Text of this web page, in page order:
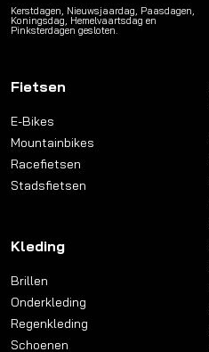
Kerstdagen, Nieuwsjaardag, Paasdagen,
Koningsdag, Hemelvaartsdag en
Pinksterdagen gesloten.
Fietsen
E-Bikes
Mountainbikes
Racefietsen
Stadsfietsen
Kleding
Brillen
Onderkleding
Regenkleding
Schoenen